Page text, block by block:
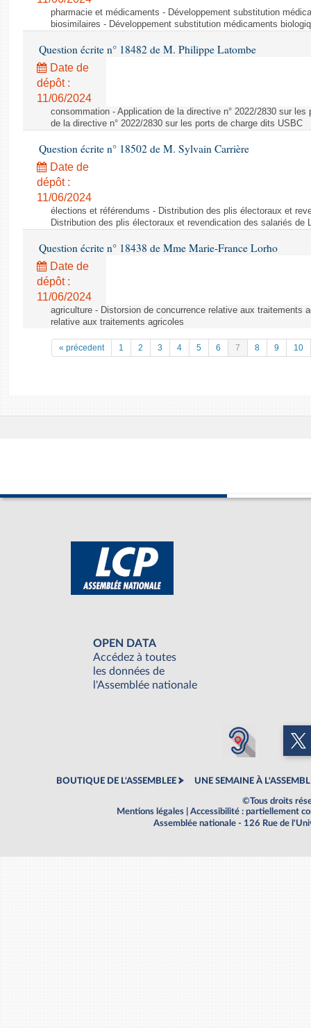
pharmacie et médicaments - Développement substitution
biosimilaires - Développement substitution médicaments
Question écrite n° 18482 de M. Philippe Latombe
Date de
dépôt :
11/06/2024
consommation - Application de la directive n° 2022/2830 sur
de la directive n° 2022/2830 sur les ports de charge dits USBC
Question écrite n° 18502 de M. Sylvain Carrière
Date de
dépôt :
11/06/2024
élections et référendums - Distribution des plis électoraux et
Distribution des plis électoraux et revendication des salariés de
Question écrite n° 18438 de Mme Marie-France Lorho
Date de
dépôt :
11/06/2024
agriculture - Distorsion de concurrence relative aux traitements
relative aux traitements agricoles
« précedent 1 2 3 4 5 6 7 8 9 10
OPEN DATA
Accédez à toutes
les données de
l'Assemblée nationale
BOUTIQUE DE L'ASSEMBLEE UNE SEMAINE À
©Tous droits
Mentions légales
Accessibilité : partiellement
Assemblée nationale - 126 Rue de